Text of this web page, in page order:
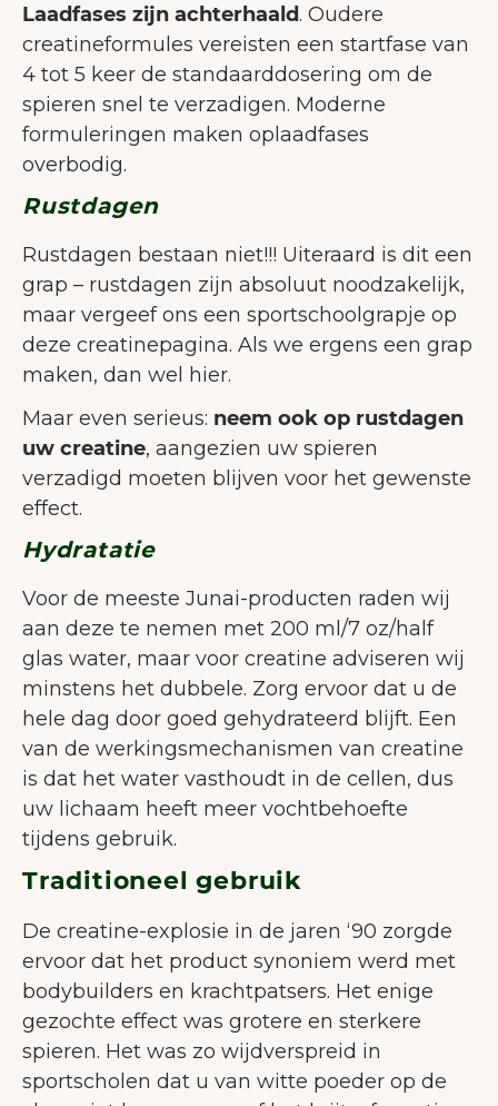
Laadfases zijn achterhaald. Oudere
creatineformules vereisten een startfase van
4 tot 5 keer de standaarddosering om de
spieren snel te verzadigen. Moderne
formuleringen maken oplaadfases
overbodig.
Rustdagen
Rustdagen bestaan niet!!! Uiteraard is dit een
grap – rustdagen zijn absoluut noodzakelijk,
maar vergeef ons een sportschoolgrapje op
deze creatinepagina. Als we ergens een grap
maken, dan wel hier.
Maar even serieus: neem ook op rustdagen
uw creatine, aangezien uw spieren
verzadigd moeten blijven voor het gewenste
effect.
Hydratatie
Voor de meeste Junai-producten raden wij
aan deze te nemen met 200 ml/7 oz/half
glas water, maar voor creatine adviseren wij
minstens het dubbele. Zorg ervoor dat u de
hele dag door goed gehydrateerd blijft. Een
van de werkingsmechanismen van creatine
is dat het water vasthoudt in de cellen, dus
uw lichaam heeft meer vochtbehoefte
tijdens gebruik.
Traditioneel gebruik
De creatine-explosie in de jaren ‘90 zorgde
ervoor dat het product synoniem werd met
bodybuilders en krachtpatsers. Het enige
gezochte effect was grotere en sterkere
spieren. Het was zo wijdverspreid in
sportscholen dat u van witte poeder op de